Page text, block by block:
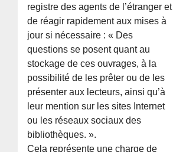
registre des agents de l’étranger et
de réagir rapidement aux mises à
jour si nécessaire : « Des
questions se posent quant au
stockage de ces ouvrages, à la
possibilité de les prêter ou de les
présenter aux lecteurs, ainsi qu’à
leur mention sur les sites Internet
ou les réseaux sociaux des
bibliothèques. ».
Cela représente une charge de